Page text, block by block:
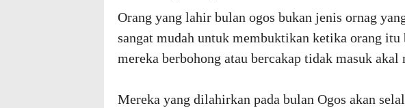
Orang yang lahir bulan ogos bukan jenis ornag
sangat mudah untuk membuktikan ketika orang itu
mereka berbohong atau bercakap tidak masuk
Mereka yang dilahirkan pada bulan Ogos akan